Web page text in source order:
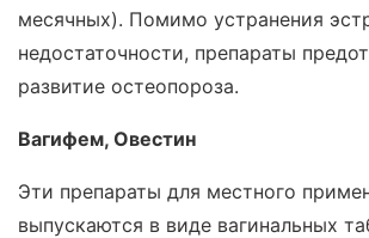
месячных). Помимо устранения
недостаточности, препараты
развитие остеопороза.
Вагифем, Овестин
Эти препараты для местного
выпускаются в виде вагинальных